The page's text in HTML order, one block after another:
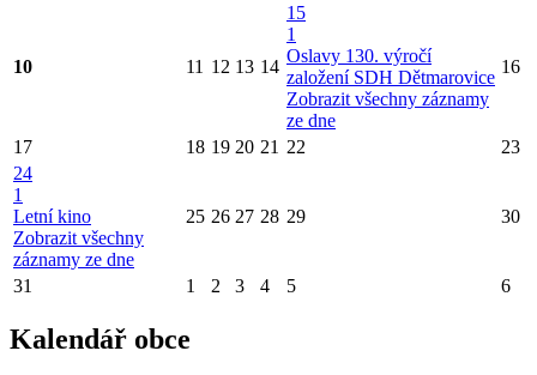
10 11 12 13 14
15
1
Oslavy 130. výročí
založení SDH Dětmarovice
Zobrazit všechny záznamy
ze dne
16
17 18 19 20 21 22
23
24
1
Letní kino
Zobrazit všechny
záznamy ze dne
25 26 27 28 29 30
31 1 2 3 4 5 6
Kalendář obce